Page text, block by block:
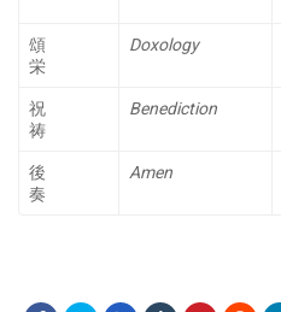
頌
栄
Doxology
祝
祷
Benediction
後
奏
Amen